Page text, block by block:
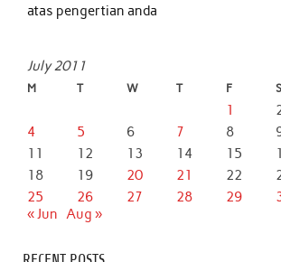
atas pengertian anda
July 2011
M T W T F S
1
4
5 6 7 8
11
12 13 14 15
18
19 20 21 22
25
26 27 28 29
« Jun Aug »